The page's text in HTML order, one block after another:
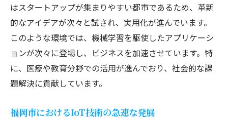
セキュリティ強化のための最新技術
オープンソースソフトウェアの活用と貢献
アプリケーション開発における福岡市の強みを
探る
教育機関との連携による人材育成
国際交流が生む技術革新
はスタートアップが集まりやすい都市であるため、革新
的なアイデアが次々と試され、実用化が進んでいます。
このような環境では、機械学習を駆使したアプリケーシ
ョンが次々に登場し、ビジネスを加速させています。特
に、医療や教育分野での活用が進んでおり、社会的な課
題解決に貢献しています。
福岡市におけるIoT技術の急速な発展